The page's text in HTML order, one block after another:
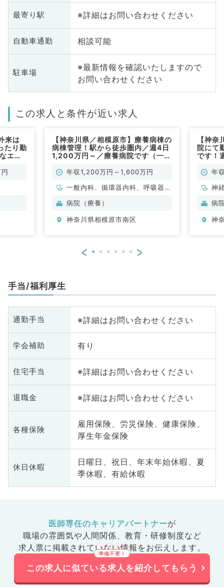
最寄り駅 ※詳細はお問い合わせください
自動車通勤 相談可能
駐車場
※最新情報を確認いたしますので
お問い合わせください
この求人と条件が近い求人
来は
たり勤
エリ
【神奈川県／相模原市】療養病棟の
病棟管理！駅から徒歩圏内／週4日
1,200万円～／療養病院です（一般
年収1,200万円～1,600万円
一般内科、循環器内科、呼吸器内
科、消化器内科、総合診療科
病院（療養）
神奈川県相模原市南区
【神
院にて
です！
年
神
病
神
< >
手当/福利厚生
通勤手当 ※詳細はお問い合わせください
学会補助 有り
住宅手当 ※詳細はお問い合わせください
退職金 ※詳細はお問い合わせください
各種保険
雇用保険、労災保険、健康保険、
厚生年金保険
休日休暇
日曜日、祝日、年末年始休暇、夏
季休暇、有給休暇
医師専任のキャリアパートナーが
職場の雰囲気や人間関係、 教育・研修制度など
求人票に掲載されていない情報をお伝えします。
この求人に似ている求人を紹介してもらう